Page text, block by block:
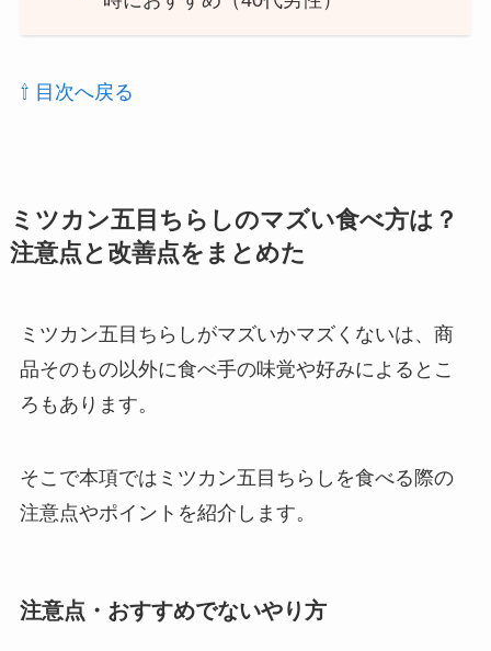
⇧ 目次へ戻る
ミツカン五目ちらしのマズい食べ方は？
注意点と改善点をまとめた
ミツカン五目ちらしがマズいかマズくないは、商
品そのもの以外に食べ手の味覚や好みによるとこ
ろもあります。
そこで本項ではミツカン五目ちらしを食べる際の
注意点やポイントを紹介します。
注意点・おすすめでないやり方